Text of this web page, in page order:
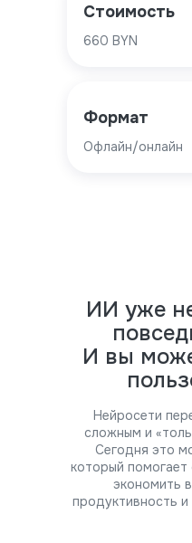
Стоимость
660 BYN
Формат
Офлайн/онлайн
ИИ уже
И вы
Нейросети
сложным и
Сегодня это
который
экономить
продуктивность